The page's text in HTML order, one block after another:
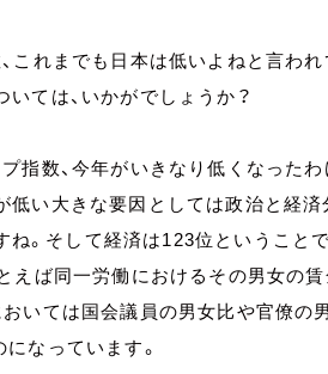
これまでも日本は低いよねと言われ
ては、いかがでしょうか？
指数、今年がいきなり低くなったわ
い大きな要因としては政治と経済
ね。そして経済は123位ということ
えば同一労働におけるその男女の
いては国会議員の男女比や官僚の
なっています。